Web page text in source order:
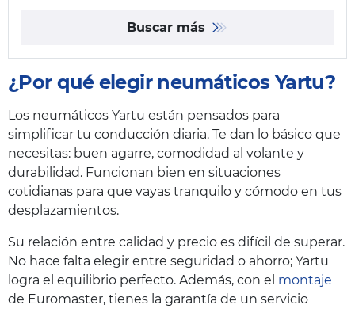
Buscar más
¿Por qué elegir neumáticos Yartu?
Los neumáticos Yartu están pensados para
simplificar tu conducción diaria. Te dan lo básico que
necesitas: buen agarre, comodidad al volante y
durabilidad. Funcionan bien en situaciones
cotidianas para que vayas tranquilo y cómodo en tus
desplazamientos.
Su relación entre calidad y precio es difícil de superar.
No hace falta elegir entre seguridad o ahorro; Yartu
logra el equilibrio perfecto. Además, con el montaje
de Euromaster, tienes la garantía de un servicio